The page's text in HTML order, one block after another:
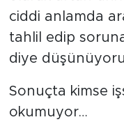
ciddi anlamda
tahlil edip
diye
Sonuçta kimse
okumuyor…